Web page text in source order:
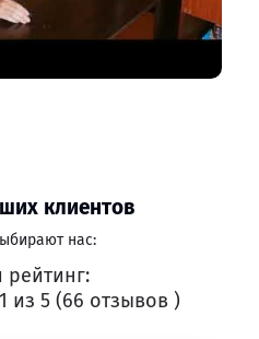
клиентов
нас:
из 5 (66 отзывов )